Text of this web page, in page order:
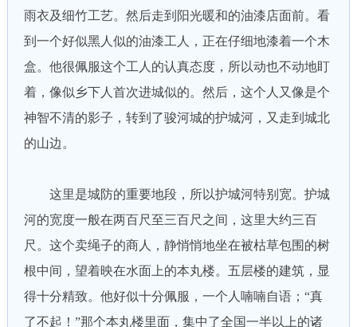
雨衣及细竹工艺。然后走到阳光暖和的油漆店面前。看
到一个好似黑人似的油漆工人，正在仔细地漆着一个木
盒。他很佩服这个工人的认真态度，所以动也不动地盯
着，像似乡下人首次进城似的。然后，这个人又像是个
神智不清的影子，转到了骏河城的护城河，又走到城北
的山边。
这里是城防的重要地段，所以护城河特别宽。护城
河的宽度一般在两百尺至三百尺之间，这里大约三百
尺。这个卖绳子的商人，静悄悄地坐在被枯草包围的树
根中间，望着映在水面上的本丸楼。五层楼的建筑，显
得十分精致。他好似十分佩服，一个人喃喃自语；“真
了不起！”那个本丸楼里面，集中了全国一半以上的诸